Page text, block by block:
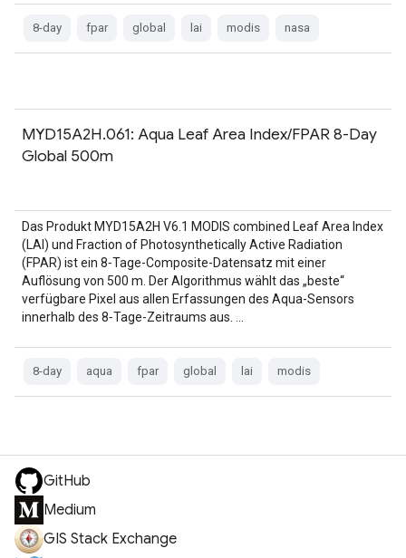
8-day fpar global lai modis nasa
MYD15A2H.061: Aqua Leaf Area Index/FPAR 8-Day
Global 500m
Das Produkt MYD15A2H V6.1 MODIS combined Leaf Area Index
(LAI) und Fraction of Photosynthetically Active Radiation
(FPAR) ist ein 8‑Tage-Composite-Datensatz mit einer
Auflösung von 500 m. Der Algorithmus wählt das „beste“
verfügbare Pixel aus allen Erfassungen des Aqua-Sensors
innerhalb des 8‑Tage-Zeitraums aus. …
8-day aqua fpar global lai modis
GitHub
Medium
GIS Stack Exchange